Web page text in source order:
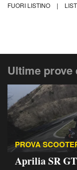
FUORI LISTINO
|
Ultime
PROVA
Aprilia SR